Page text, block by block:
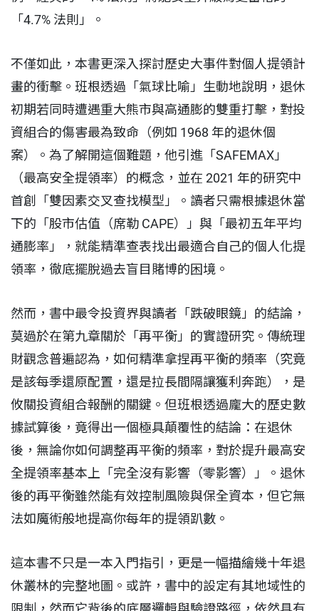
「4.7% 法則」。
不僅如此，本書更深入探討歷史大事件對個人提領計
畫的衝擊。班根透過「氣球比喻」生動地說明，退休
初期若同時遭遇重大熊市與高通膨的雙重打擊，對投
資組合的傷害最為致命（例如 1968 年的退休個
案）。為了解開這個難題，他引進「SAFEMAX」
（最高安全提領率）的概念，並在 2021 年的研究中
首創「雙因素交叉查找模型」。讀者只需根據退休當
下的「股市估值（席勒 CAPE）」與「最初五年平均
通膨率」，就能精準查表找出最適合自己的個人化提
領率，徹底擺脫過去盲目賭博的困境。
然而，書中最令投資界與讀者「跌破眼鏡」的結論，
莫過於在第九章關於「再平衡」的實證研究。傳統理
財觀念普遍認為，如何精準拿捏再平衡的頻率（究竟
是該每季還原配置，還是拉長間隔讓獲利奔跑），是
攸關投資組合報酬的關鍵。但班根透過龐大的歷史數
據試算後，竟得出一個極具顛覆性的結論：在退休
後，無論你如何調整再平衡的頻率，對於提升最高安
全提領率基本上「完全沒有影響（零影響）」。退休
後的再平衡雖然能有效控制風險與保全資本，但它無
法如魔術般地提高你每年的提領趴數。
這本書不只是一本入門指引，更是一幅描繪幾十年退
休叢林的完整地圖。或許，書中的設定有其地域性的